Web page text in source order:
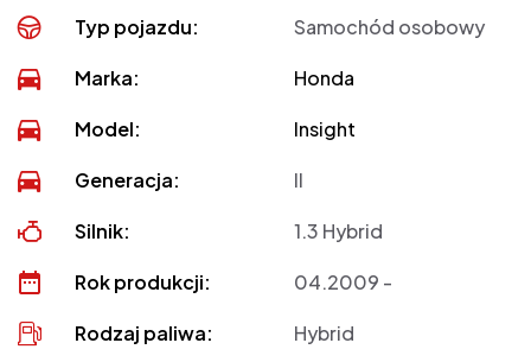
Typ pojazdu: Samochód osobowy
Marka: Honda
Model: Insight
Generacja: II
Silnik: 1.3 Hybrid
Rok produkcji: 04.2009 -
Rodzaj paliwa: Hybrid